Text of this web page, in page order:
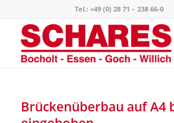
Tel.: +49 (0) 28 71 – 238 66-0
Brückenüberbau auf A4